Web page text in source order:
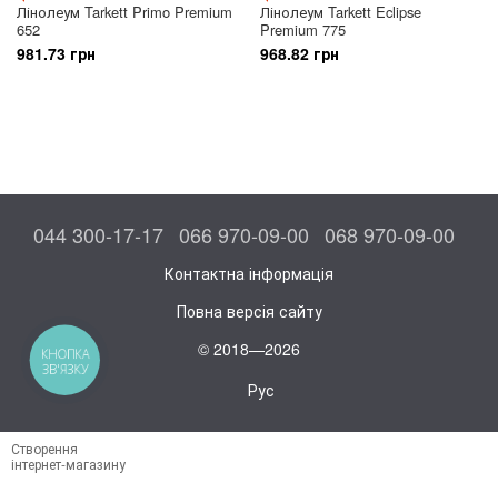
Лінолеум Tarkett Primo Premium
652
981.73 грн
Лінолеум Tarkett Eclipse
Premium 775
968.82 грн
044 300-17-17 066 970-09-00 068 970-09-00
Контактна інформація
Повна версія сайту
© 2018—2026
Рус
Створення
інтернет-магазину
КНОПКА
ЗВ'ЯЗКУ